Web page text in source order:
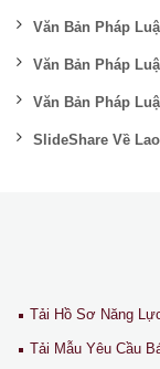
Văn Bản Pháp
Văn Bản Pháp
Văn Bản Pháp
SlideShare Về
Tải Hồ Sơ Năng
Tải Mẫu Yêu Cầu